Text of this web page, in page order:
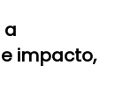
impacto,